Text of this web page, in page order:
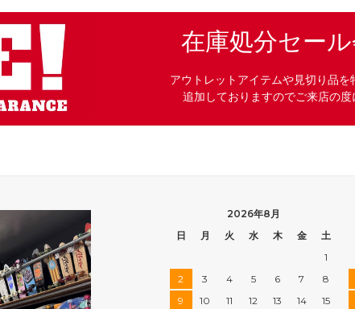
在庫処分セー
アウトレットアイテムや見切り品
追加しておりますのでご来店の度
2026年8月
日
月 火 水 木 金
土
1
2
3 4 5 6 7
8
9
10 11 12 13 14
15